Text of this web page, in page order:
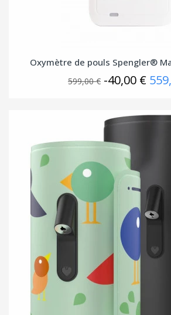
Oxymètre de pouls Spengler®
599,00 € -40,00 €